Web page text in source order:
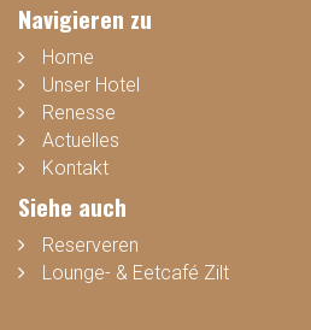
Navigieren zu
Home
Unser Hotel
Renesse
Actuelles
Kontakt
Siehe auch
Reserveren
Lounge- & Eetcafé Zilt